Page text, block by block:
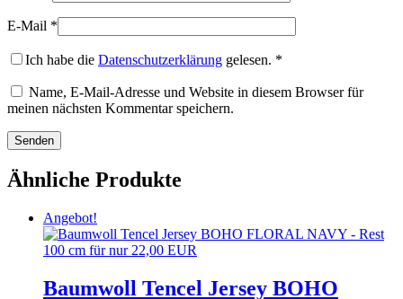
E-Mail *
Ich habe die Datenschutzerklärung gelesen. *
Name, E-Mail-Adresse und Website in diesem Browser für
meinen nächsten Kommentar speichern.
Ähnliche Produkte
Angebot!
Baumwoll Tencel Jersey BOHO